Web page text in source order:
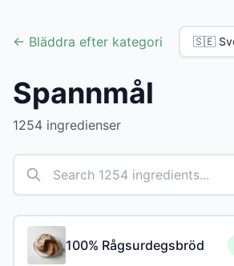
← Bläddra efter kategori
Spannmål
1254 ingredienser
100% Rågsurdegsbröd